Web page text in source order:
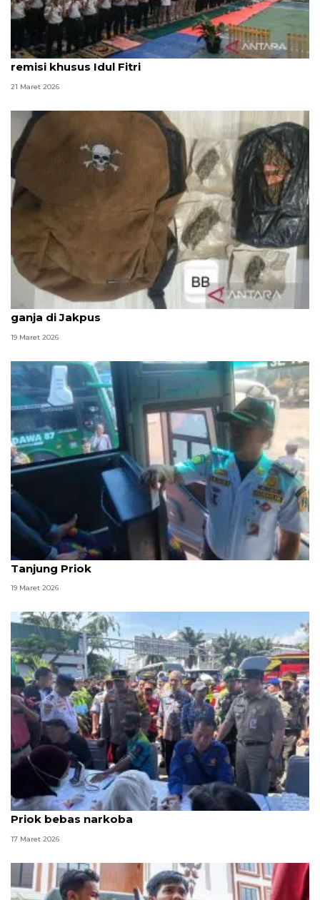
1.603 penghuni Lapas Narkotika Jakarta dapat
remisi khusus Idul Fitri
21 Maret 2026
Polda Metro Jaya tangkap dua pemuda edarkan
ganja di Jakpus
19 Maret 2026
2.496 penumpang berangkat dari Terminal Bus
Tanjung Priok
19 Maret 2026
Polisi pastikan sopir bus di Terminal Bus Tanjung
Priok bebas narkoba
17 Maret 2026